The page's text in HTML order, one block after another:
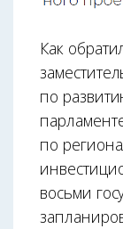
Как
по
по
восьми